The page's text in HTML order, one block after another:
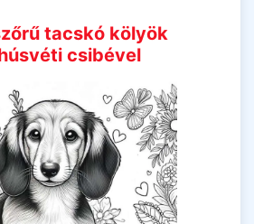
tacskó kölyök
csibével